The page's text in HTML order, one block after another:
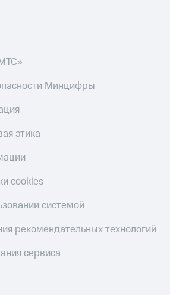
Минцифры
этика
cookies
системой
рекомендательных технологий
сервиса